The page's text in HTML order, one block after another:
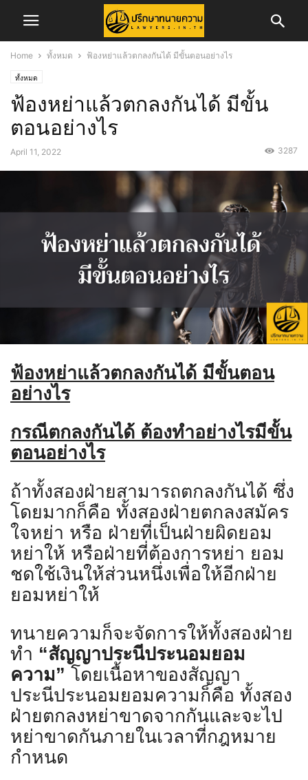
Home ทั้งหมด ฟ้องหย่าแล้วตกลงกันได้ มีขั้นตอนอย่างไร
ทั้งหมด
ฟ้องหย่าแล้วตกลงกันได้ มีขั้น
ตอนอย่างไร
April 11, 2022 3287
ฟ้องหย่าแล้วตกลงกันได้ มีขั้นตอน
อย่างไร
กรณีตกลงกันได้ ต้องทำอย่างไรมีขั้น
ตอนอย่างไร
ถ้าทั้งสองฝ่ายสามารถตกลงกันได้ ซึ่ง
โดยมากก็คือ ทั้งสองฝ่ายตกลงสมัคร
ใจหย่า หรือ ฝ่ายที่เป็นฝ่ายผิดยอม
หย่าให้ หรือฝ่ายที่ต้องการหย่า ยอม
ชดใช้เงินให้ส่วนหนึ่งเพื่อให้อีกฝ่าย
ยอมหย่าให้
ทนายความก็จะจัดการให้ทั้งสองฝ่าย
ทำ “สัญญาประนีประนอมยอม
ความ” โดยเนื้อหาของสัญญา
ประนีประนอมยอมความก็คือ ทั้งสอง
ฝ่ายตกลงหย่าขาดจากกันและจะไป
หย่าขาดกันภายในเวลาที่กฎหมาย
กำหนด